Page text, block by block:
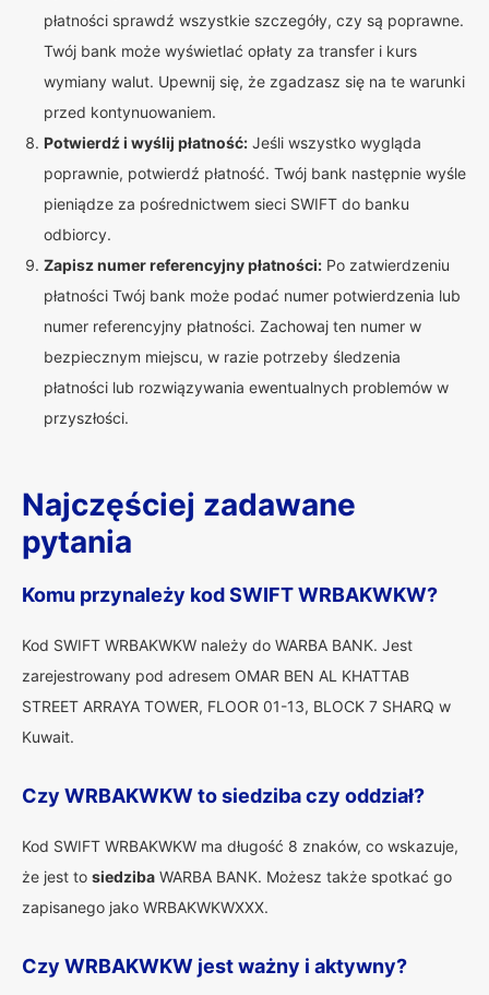
płatności sprawdź wszystkie szczegóły, czy są poprawne.
Twój bank może wyświetlać opłaty za transfer i kurs
wymiany walut. Upewnij się, że zgadzasz się na te warunki
przed kontynuowaniem.
Potwierdź i wyślij płatność: Jeśli wszystko wygląda
poprawnie, potwierdź płatność. Twój bank następnie wyśle
pieniądze za pośrednictwem sieci SWIFT do banku
odbiorcy.
Zapisz numer referencyjny płatności: Po zatwierdzeniu
płatności Twój bank może podać numer potwierdzenia lub
numer referencyjny płatności. Zachowaj ten numer w
bezpiecznym miejscu, w razie potrzeby śledzenia
płatności lub rozwiązywania ewentualnych problemów w
przyszłości.
Najczęściej zadawane
pytania
Komu przynależy kod SWIFT WRBAKWKW?
Kod SWIFT WRBAKWKW należy do WARBA BANK. Jest
zarejestrowany pod adresem OMAR BEN AL KHATTAB
STREET ARRAYA TOWER, FLOOR 01-13, BLOCK 7 SHARQ w
Kuwait.
Czy WRBAKWKW to siedziba czy oddział?
Kod SWIFT WRBAKWKW ma długość 8 znaków, co wskazuje,
że jest to siedziba WARBA BANK. Możesz także spotkać go
zapisanego jako WRBAKWKWXXX.
Czy WRBAKWKW jest ważny i aktywny?